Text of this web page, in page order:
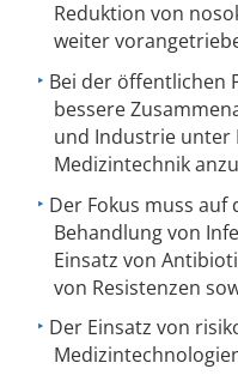
Reduktion von
weiter
Bei der öffentlichen
bessere
und Industrie unter
Medizintechnik
Der Fokus muss
Behandlung von
Einsatz von
von Resistenzen
Der Einsatz von